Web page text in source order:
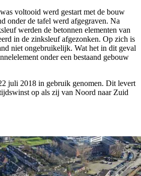
voltooid werd gestart met de bouw
onder de tafel werd afgegraven. Na
werden de betonnen elementen van
in de zinksleuf afgezonken. Op zich is
niet ongebruikelijk. Wat het in dit geval
onder een bestaand gebouw
juli 2018 in gebruik genomen. Dit levert
op als zij van Noord naar Zuid